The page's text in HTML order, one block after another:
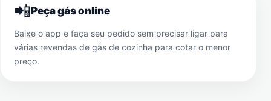
📲Peça gás online
Baixe o app e faça seu pedido sem precisar ligar para
várias revendas de gás de cozinha para cotar o menor
preço.